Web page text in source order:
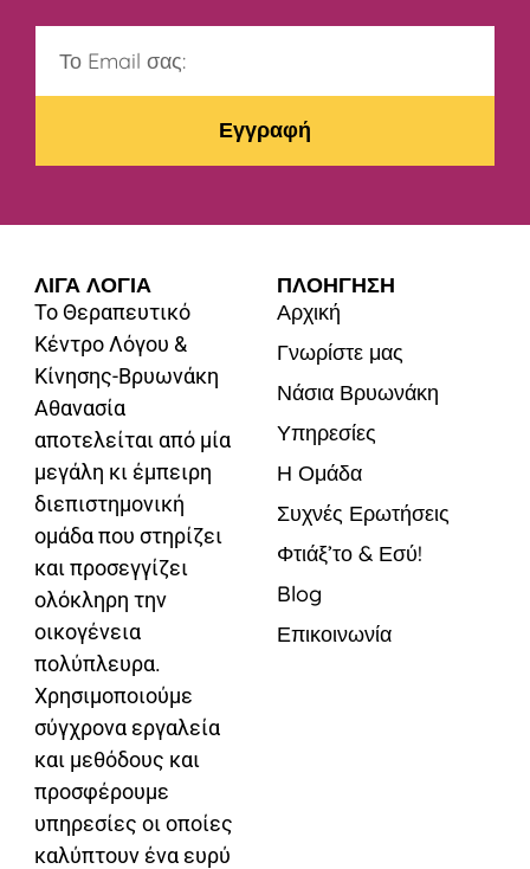
Εγγραφή
ΛΙΓΑ ΛΟΓΙΑ
Το Θεραπευτικό
Κέντρο Λόγου &
Κίνησης-Βρυωνάκη
Αθανασία
αποτελείται από μία
μεγάλη κι έμπειρη
διεπιστημονική
ομάδα που στηρίζει
και προσεγγίζει
ολόκληρη την
οικογένεια
πολύπλευρα.
Χρησιμοποιούμε
σύγχρονα εργαλεία
και μεθόδους και
προσφέρουμε
υπηρεσίες οι οποίες
καλύπτουν ένα ευρύ
ΠΛΟΗΓΗΣΗ
Αρχική
Γνωρίστε μας
Νάσια Βρυωνάκη
Υπηρεσίες
Η Ομάδα
Συχνές Ερωτήσεις
Φτιάξ’το & Εσύ!
Blog
Επικοινωνία